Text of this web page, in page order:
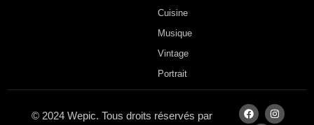
Cuisine
Musique
Vintage
Portrait
© 2024 Wepic. Tous droits réservés par